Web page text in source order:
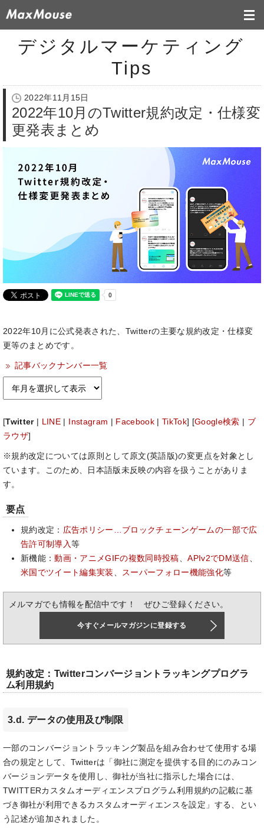
デジタルマーケティング
Tips
2022年11月15日
2022年10月のTwitter規約改定・仕様変
更発表まとめ
2022年10月に公式発表された、Twitterの主要な規約改定・仕様変
更等のまとめです。
記事バックナンバー一覧
[Twitter| LINE Instagram Facebook |TikTok] [Google検索
ブ
ラウザ]
※規約改定については原則として原文(英語版)の変更点を対象とし
ています。このため、日本語版未反映の内容を扱うことがありま
す。
要点
規約改定： 広告ポリシー…ブロックチェーンゲームの一部で広
告許可制導入等
新機能：動画・アニメGIFの複数同時投稿 、APIv2でDM送信
米国でツイート編集実装
スーパーフォロー機能強化等
メルマガでも情報を配信中です！ ぜひご登録ください。
今すぐメールマガジンに登録する
規約改定：Twitterコンバージョントラッキングプログラ
ム利用規約
3.d. データの使用及び制限
一部のコンバージョントラッキング製品を組み合わせて使用する場
合の規定として、Twitterは「御社に測定を提供する目的にのみコン
バージョンデータを使用し、御社が当社に指示した場合には、
TWITTERカスタムオーディエンスプログラム利用規約の記載に基
づき御社が利用できるカスタムオーディエンスを設定」する、とい
う記述が追加されました。